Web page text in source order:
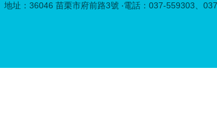
地址：36046 苗栗市府前路3號 ‧電話：037-559303、